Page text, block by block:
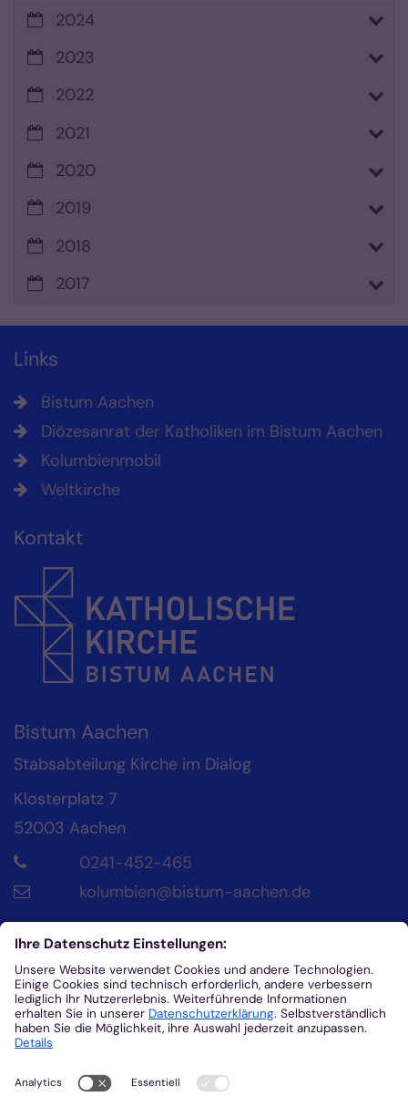
2024
2023
2022
2021
2020
2019
2018
2017
Links
Bistum Aachen
Diözesanrat der Katholiken im Bistum Aachen
Kolumbienmobil
Weltkirche
Kontakt
Bistum Aachen
Stabsabteilung Kirche im Dialog
Klosterplatz 7
52003 Aachen
0241-452-465
kolumbien@bistum-aachen.de
Kontakt
Diözesanrat der Katholik*innen im Bistum
Aachen
Klosterplatz 4